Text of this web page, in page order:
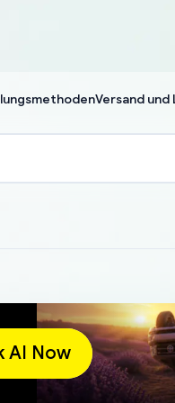
Versand
AI Now